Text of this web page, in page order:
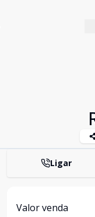
Ligar
Valor venda